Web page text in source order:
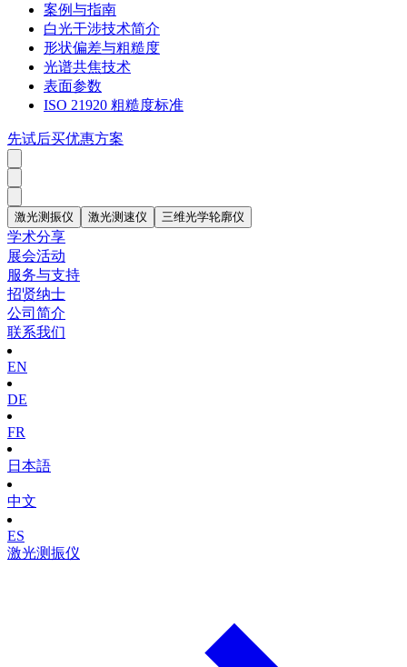
案例与指南
白光干涉技术简介
形状偏差与粗糙度
光谱共焦技术
表面参数
ISO 21920 粗糙度标准
先试后买优惠方案
激光测振仪 激光测速仪 三维光学轮廓仪
学术分享
展会活动
服务与支持
招贤纳士
公司简介
联系我们
EN
DE
FR
日本語
中文
ES
激光测振仪